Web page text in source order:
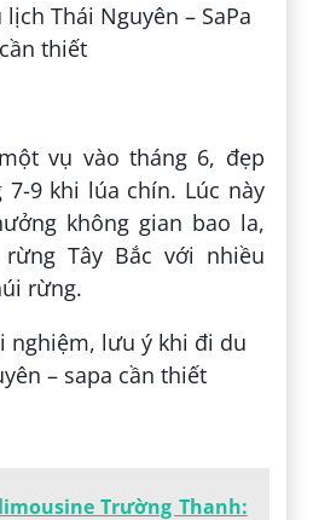
vụ vào tháng 6, đẹp
9 khi lúa chín. Lúc này
không gian bao la,
Tây Bắc với nhiều
rừng.
Trường Thanh: